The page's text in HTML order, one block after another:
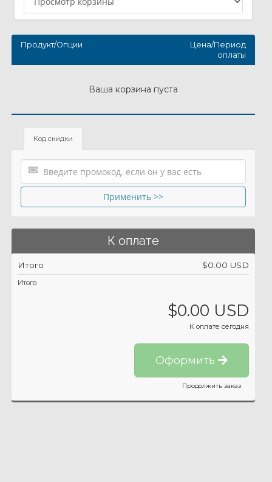
Продукт/Опции
Цена/Период
оплаты
Ваша корзина пуста
Код скидки
Применить >>
К оплате
Итого $0.00 USD
Итого
$0.00 USD
К оплате сегодня
Оформить
Продолжить заказ